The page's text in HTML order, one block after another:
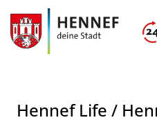
Zum Hauptinhalt springen
Zum Header
Zum Hauptinhalt
Zum Footer
Hennef Life /